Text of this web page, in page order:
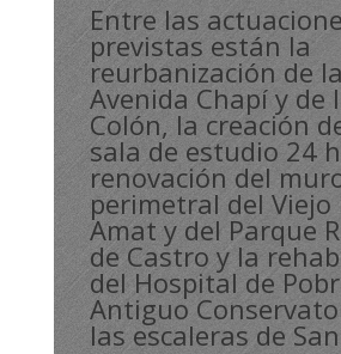
Entre las
previstas están la
reurbanización de la
Avenida Chapí y de
Colón, la creación
sala de estudio 24
renovación del
perimetral del Viejo
Amat y del Parque
de Castro y la
del Hospital de
Antiguo
las escaleras de